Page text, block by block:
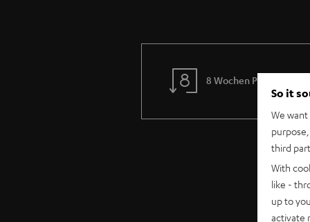
8 Wochen Probehören
So it
We
third
With
like -
up to
activate